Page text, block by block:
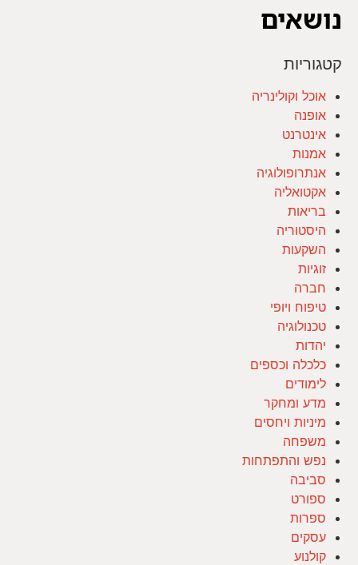
נושאים
קטגוריות
אוכל וקולינריה
אופנה
אינטרנט
אמנות
אנתרופולוגיה
אקטואליה
בריאות
היסטוריה
השקעות
זוגיות
חברה
טיפוח ויופי
טכנולוגיה
יהדות
כלכלה וכספים
לימודים
מדע ומחקר
מיניות ויחסים
משפחה
נפש והתפתחות
סביבה
ספורט
ספרות
עסקים
קולנוע